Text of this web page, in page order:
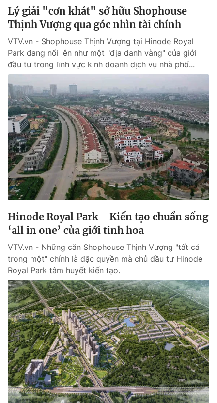
Lý giải "cơn khát" sở hữu Shophouse
Thịnh Vượng qua góc nhìn tài chính
VTV.vn - Shophouse Thịnh Vượng tại Hinode Royal
Park đang nổi lên như một "địa danh vàng" của giới
đầu tư trong lĩnh vực kinh doanh dịch vụ nhà phố...
Hinode Royal Park - Kiến tạo chuẩn sống
‘all in one’ của giới tinh hoa
VTV.vn - Những căn Shophouse Thịnh Vượng "tất cả
trong một" chính là đặc quyền mà chủ đầu tư Hinode
Royal Park tâm huyết kiến tạo.